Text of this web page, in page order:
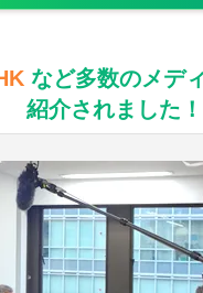
など多数のメデ
紹介されました！